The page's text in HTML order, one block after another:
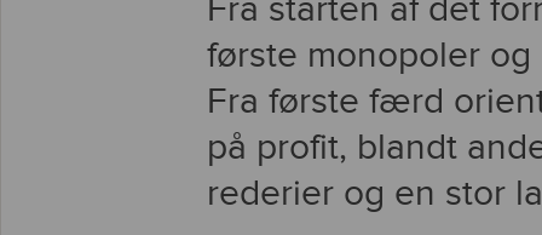
Fra starten af det
første monopoler
Fra første færd
på profit, blandt
rederier og en stor